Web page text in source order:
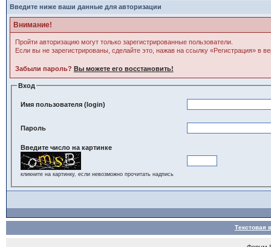
Введите ниже ваши данные для авторизации
Внимание!
Пройти авторизацию могут только зарегистрированные пользователи.
Если вы не зарегистрированы, сделайте это, нажав на ссылку «Регистрация» в
Забыли пароль? Вы можете его восстановить!
Вход
Имя пользователя (login)
Пароль
Введите число на картинке
кликните на картинку, если невозможно прочитать надпись
Текстовая